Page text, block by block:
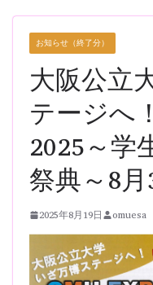
お知らせ（終了分）
大阪公立
テージへ
2025～学
祭典～8
2025年8月19日 omuesa